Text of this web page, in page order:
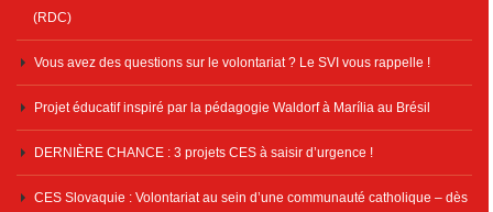
(RDC)
Vous avez des questions sur le volontariat ? Le SVI vous rappelle !
Projet éducatif inspiré par la pédagogie Waldorf à Marília au Brésil
DERNIÈRE CHANCE : 3 projets CES à saisir d’urgence !
CES Slovaquie : Volontariat au sein d’une communauté catholique – dès